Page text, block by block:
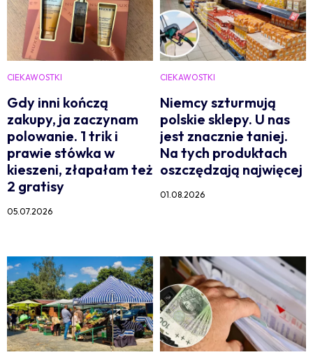
CIEKAWOSTKI
Gdy inni kończą
zakupy, ja zaczynam
polowanie. 1 trik i
prawie stówka w
kieszeni, złapałam też
2 gratisy
05.07.2026
CIEKAWOSTKI
Niemcy szturmują
polskie sklepy. U nas
jest znacznie taniej.
Na tych produktach
oszczędzają najwięcej
01.08.2026